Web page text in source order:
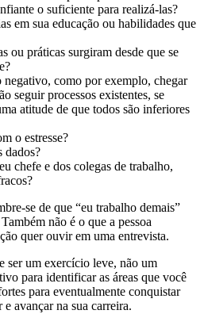
o suficiente para realizá-las?
em sua educação ou habilidades que
ou práticas surgiram desde que se
negativo, como por exemplo, chegar
seguir processos existentes, se
atitude de que todos são inferiores
o estresse?
dados?
chefe e dos colegas de trabalho,
se de que “eu trabalho demais”
não é o que a pessoa
quer ouvir em uma entrevista.
ser um exercício leve, não um
para identificar as áreas que você
para eventualmente conquistar
avançar na sua carreira.